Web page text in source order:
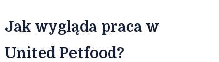
Jak wygląda praca w
United Petfood?